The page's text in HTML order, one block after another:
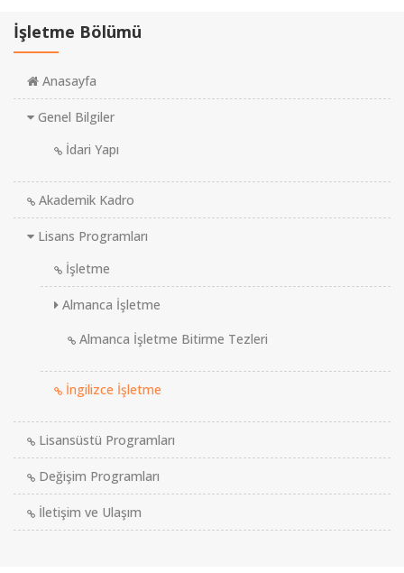
İşletme Bölümü
Anasayfa
Genel Bilgiler
İdari Yapı
Akademik Kadro
Lisans Programları
İşletme
Almanca İşletme
Almanca İşletme Bitirme Tezleri
İngilizce İşletme
Lisansüstü Programları
Değişim Programları
İletişim ve Ulaşım